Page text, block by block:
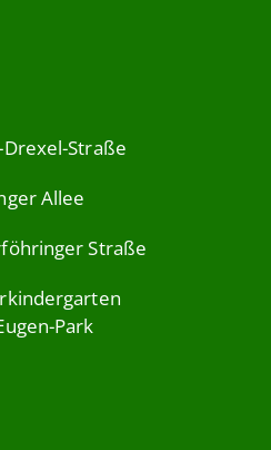
Straße
Allee
Straße
Park